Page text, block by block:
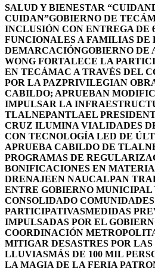
SALUD Y BIENESTAR
CUIDAN”GOBIERNO DE
INCLUSIÓN CON ENTREGA DE
FUNCIONALES A FAMILIAS DE
DEMARCACIÓNGOBIERNO DE
WONG FORTALECE LA
EN TECÁMAC A TRAVÉS DEL
POR LA PAZPRIVILEGIAN
CABILDO; APRUEBAN
IMPULSAR LA
TLALNEPANTLAEL
CRUZ ILUMINA VIALIDADES
CON TECNOLOGÍA LED DE
APRUEBA CABILDO DE
PROGRAMAS DE
BONIFICACIONES EN
DRENAJEEN NAUCALPAN
ENTRE GOBIERNO
CONSOLIDADO
PARTICIPATIVASMEDIDAS
IMPULSADAS POR EL
COORDINACIÓN
MITIGAR DESASTRES POR LAS
LLUVIASMÁS DE 100 MIL
LA MAGIA DE LA FERIA